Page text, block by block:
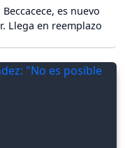
es nuevo
Llega en reemplazo